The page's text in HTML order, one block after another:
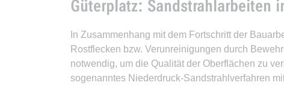
Güterplatz: Sandstrahlarbeiten
In Zusammenhang mit dem Fortschritt der
Rostflecken bzw. Verunreinigungen durch
notwendig, um die Qualität der Oberflächen zu
sogenanntes Niederdruck-Sandstrahlverfahren